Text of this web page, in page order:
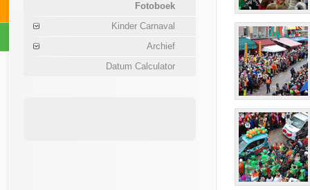
Fotoboek
Kinder Carnaval
Archief
Datum Calculator